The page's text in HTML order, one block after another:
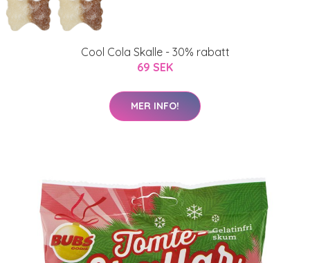
Cool Cola Skalle - 30% rabatt
69 SEK
MER INFO!